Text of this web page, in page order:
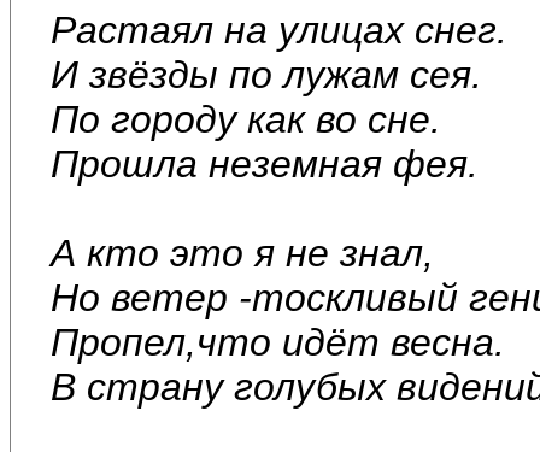
Растаял на улицах снег.
И звёзды по лужам сея.
По городу как во сне.
Прошла неземная фея.
А кто это я не знал,
Но ветер -тоскливый
Пропел,что идёт весна.
В страну голубых